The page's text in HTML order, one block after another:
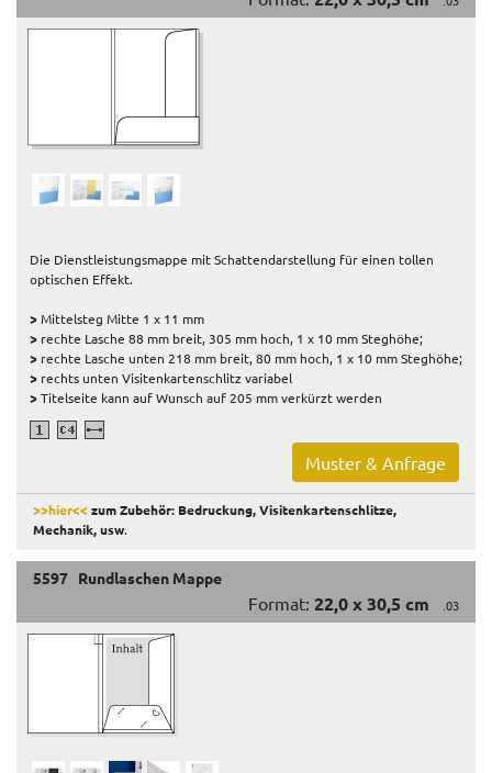
Die Dienstleistungsmappe mit Schattendarstellung für einen tollen
optischen Effekt.
>Mittelsteg Mitte 1 x 11 mm
> rechte Lasche 88 mm breit, 305 mm hoch, 1 x 10 mm Steghöhe;
> rechte Lasche unten 218 mm breit, 80 mm hoch, 1 x 10 mm Steghöhe;
> rechts unten Visitenkartenschlitz variabel
>Titelseite kann auf Wunsch auf 205 mm verkürzt werden
Muster & Anfrage
>>hier<<zum Zubehör: Bedruckung, Visitenkartenschlitze,
Mechanik, usw.
5597 Rundlaschen Mappe
Format: 22,0 x 30,5 cm .03